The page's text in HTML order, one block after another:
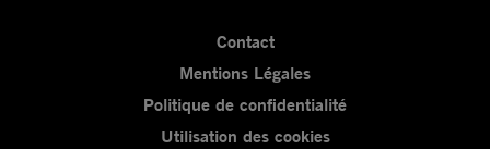
Contact
Mentions Légales
Politique de confidentialité
Utilisation des cookies